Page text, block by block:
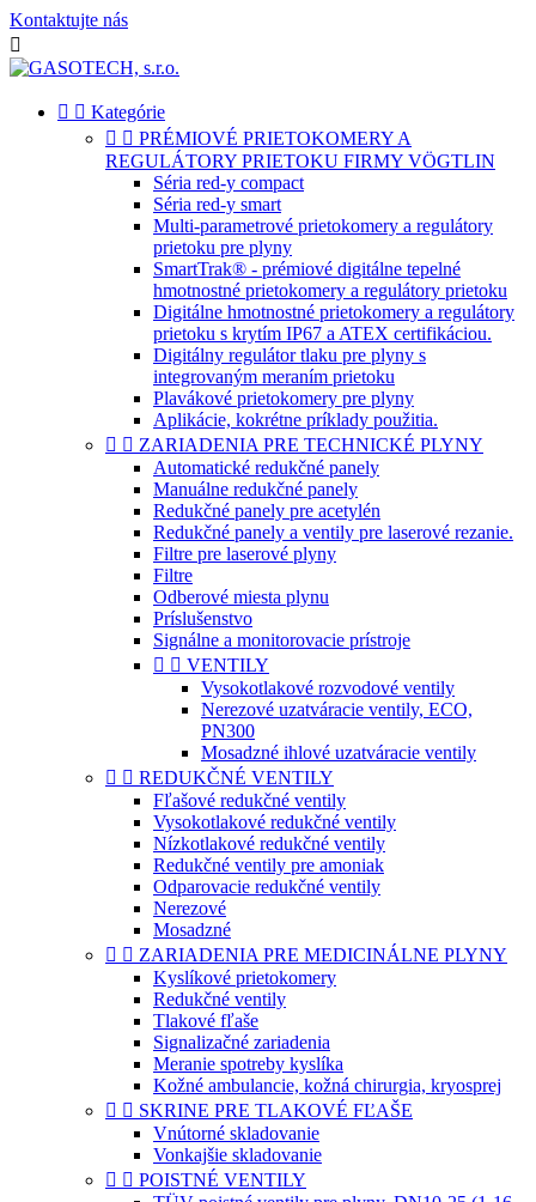
Kontaktujte nás

  Kategórie
  PRÉMIOVÉ PRIETOKOMERY A
REGULÁTORY PRIETOKU FIRMY VÖGTLIN
Séria red-y compact
Séria red-y smart
Multi-parametrové prietokomery a regulátory
prietoku pre plyny
SmartTrak® - prémiové digitálne tepelné
hmotnostné prietokomery a regulátory prietoku
Digitálne hmotnostné prietokomery a regulátory
prietoku s krytím IP67 a ATEX certifikáciou.
Digitálny regulátor tlaku pre plyny s
integrovaným meraním prietoku
Plavákové prietokomery pre plyny
Aplikácie, kokrétne príklady použitia.
  ZARIADENIA PRE TECHNICKÉ PLYNY
Automatické redukčné panely
Manuálne redukčné panely
Redukčné panely pre acetylén
Redukčné panely a ventily pre laserové rezanie.
Filtre pre laserové plyny
Filtre
Odberové miesta plynu
Príslušenstvo
Signálne a monitorovacie prístroje
  VENTILY
Vysokotlakové rozvodové ventily
Nerezové uzatváracie ventily, ECO,
PN300
Mosadzné ihlové uzatváracie ventily
  REDUKČNÉ VENTILY
Fľašové redukčné ventily
Vysokotlakové redukčné ventily
Nízkotlakové redukčné ventily
Redukčné ventily pre amoniak
Odparovacie redukčné ventily
Nerezové
Mosadzné
  ZARIADENIA PRE MEDICINÁLNE PLYNY
Kyslíkové prietokomery
Redukčné ventily
Tlakové fľaše
Signalizačné zariadenia
Meranie spotreby kyslíka
Kožné ambulancie, kožná chirurgia, kryosprej
  SKRINE PRE TLAKOVÉ FĽAŠE
Vnútorné skladovanie
Vonkajšie skladovanie
  POISTNÉ VENTILY